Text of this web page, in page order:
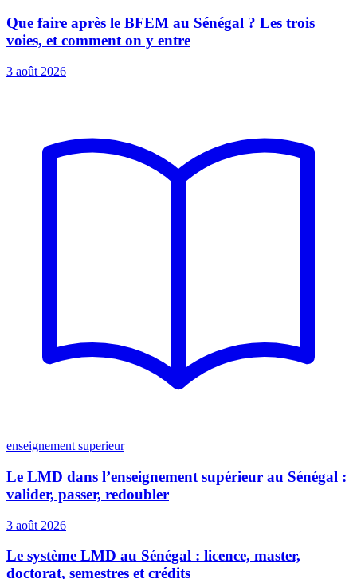
Que faire après le BFEM au Sénégal ? Les trois
voies, et comment on y entre
3 août 2026
enseignement superieur
Le LMD dans l’enseignement supérieur au Sénégal :
valider, passer, redoubler
3 août 2026
Le système LMD au Sénégal : licence, master,
doctorat, semestres et crédits